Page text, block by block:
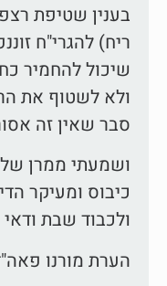
בענין שטיפת
ריח) להגרי"ח
שיכול להחמיר
ולא לשטוף את
סבר שאין זה
ושמעתי ממרן
כיבוס ומעיקר
ולכבוד שבת
הערת מורנו